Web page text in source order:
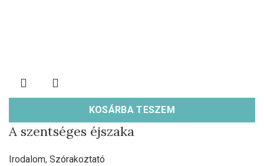
KOSÁRBA TESZEM
A szentséges éjszaka
Irodalom, Szórakoztató